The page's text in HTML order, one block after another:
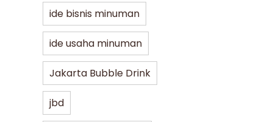
ide bisnis minuman
ide usaha minuman
Jakarta Bubble Drink
jbd